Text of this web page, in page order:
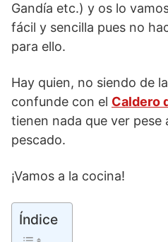
Gandía etc.) y os lo
fácil y sencilla pues no
para ello.
Hay quien, no siendo de
confunde con el Caldero
tienen nada que ver pese
pescado.
¡Vamos a la cocina!
Índice